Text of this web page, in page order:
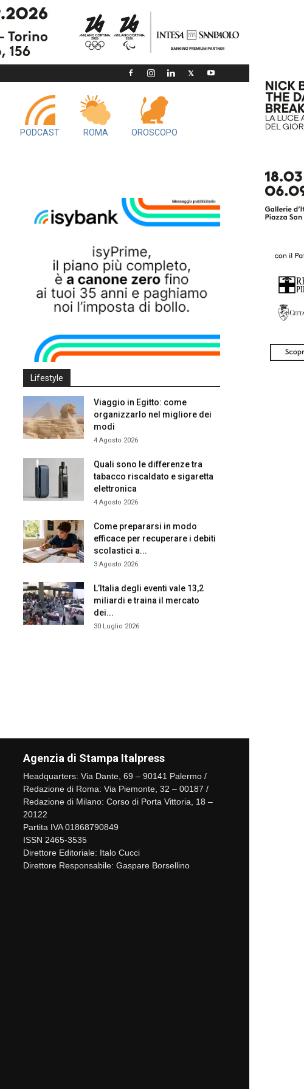
PODCAST ROMA OROSCOPO
Lifestyle
Viaggio in Egitto: come
organizzarlo nel migliore dei
modi
4 Agosto 2026
Quali sono le differenze tra
tabacco riscaldato e sigaretta
elettronica
4 Agosto 2026
Come prepararsi in modo
efficace per recuperare i debiti
scolastici a...
3 Agosto 2026
L’Italia degli eventi vale 13,2
miliardi e traina il mercato
dei...
30 Luglio 2026
Agenzia di Stampa Italpress
Headquarters: Via Dante, 69 – 90141 Palermo /
Redazione di Roma: Via Piemonte, 32 – 00187 /
Redazione di Milano: Corso di Porta Vittoria, 18 –
20122
Partita IVA 01868790849
ISSN 2465-3535
Direttore Editoriale: Italo Cucci
Direttore Responsabile: Gaspare Borsellino